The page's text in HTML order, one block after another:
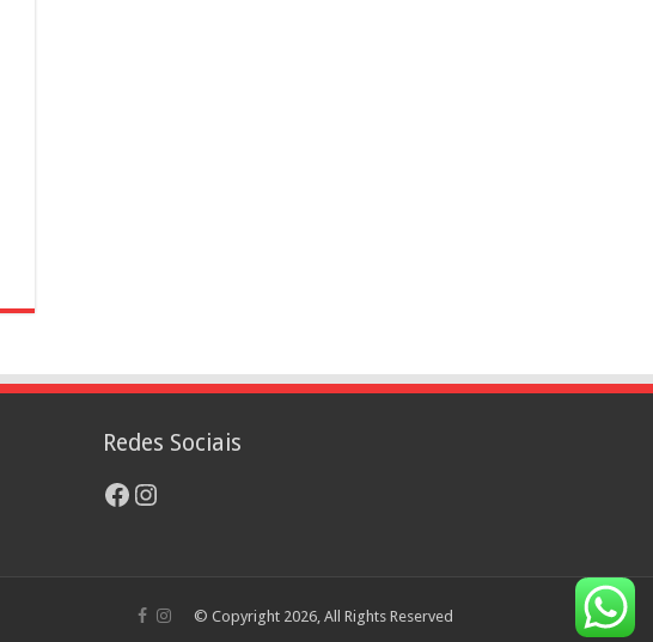
Redes Sociais
Facebook
Instagram
© Copyright 2026, All Rights Reserved